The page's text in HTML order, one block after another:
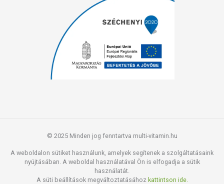
© 2025 Minden jog fenntartva multi-vitamin.hu
A weboldalon sütiket használunk, amelyek segítenek a szolgáltatásaink
nyújtásában. A weboldal használatával Ön is elfogadja a sütik
használatát.
A süti beállítások megváltoztatásához kattintson ide.